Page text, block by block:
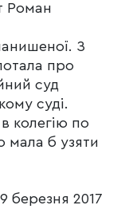
Роман
З
про
суд
суді.
колегію по
мала б узяти
9 березня 2017